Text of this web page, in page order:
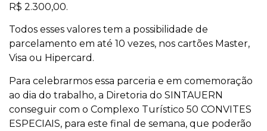
R$ 2.300,00.
Todos esses valores tem a possibilidade de
parcelamento em até 10 vezes, nos cartões Master,
Visa ou Hipercard.
Para celebrarmos essa parceria e em comemoração
ao dia do trabalho, a Diretoria do SINTAUERN
conseguir com o Complexo Turístico 50 CONVITES
ESPECIAIS, para este final de semana, que poderão